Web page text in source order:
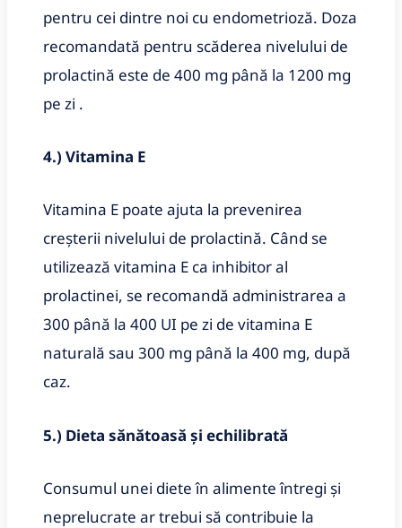
pentru cei dintre noi cu endometrioză. Doza
recomandată pentru scăderea nivelului de
prolactină este de 400 mg până la 1200 mg
pe zi .
4.) Vitamina E
Vitamina E poate ajuta la prevenirea
creșterii nivelului de prolactină. Când se
utilizează vitamina E ca inhibitor al
prolactinei, se recomandă administrarea a
300 până la 400 UI pe zi de vitamina E
naturală sau 300 mg până la 400 mg, după
caz.
5.) Dieta sănătoasă și echilibrată
Consumul unei diete în alimente întregi și
neprelucrate ar trebui să contribuie la